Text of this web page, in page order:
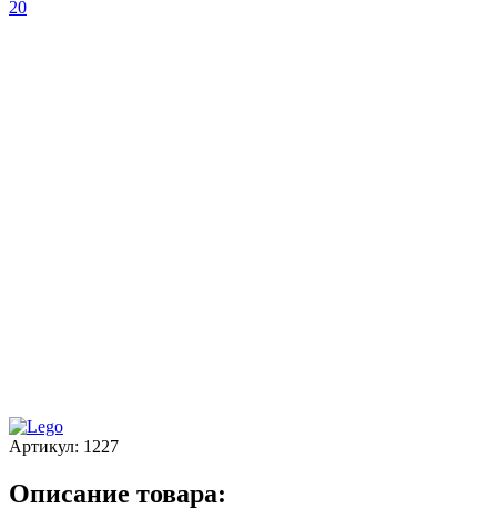
Артикул: 1227
Описание товара: